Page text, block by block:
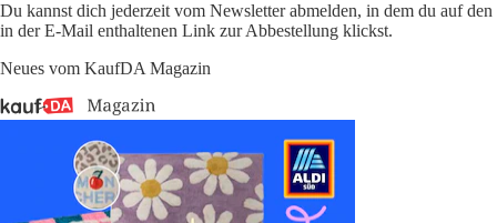
Du kannst dich jederzeit vom Newsletter abmelden, in dem du auf den
in der E-Mail enthaltenen Link zur Abbestellung klickst.
Neues vom KaufDA Magazin